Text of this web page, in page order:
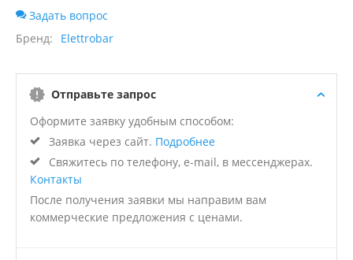
Задать вопрос
Бренд
Elettrobar
Отправьте запрос
Оформите заявку удобным способом:
Заявка через сайт. Подробнее
Свяжитесь по телефону, e-mail, в мессенджерах.
Контакты
После получения заявки мы направим вам
коммерческие предложения с ценами.